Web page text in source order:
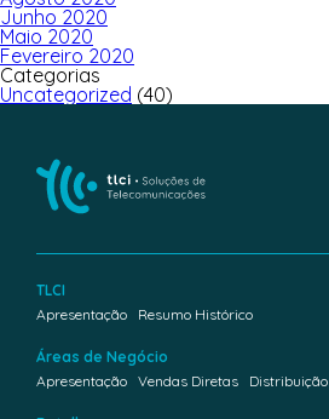
Junho 2020
Maio 2020
Fevereiro 2020
Categorias
Uncategorized (40)
TLCI
Apresentação
Resumo Histórico
Áreas de Negócio
Apresentação Vendas Diretas Distribuição